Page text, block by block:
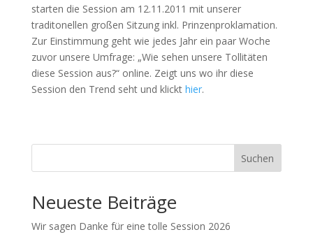
starten die Session am 12.11.2011 mit unserer
traditonellen großen Sitzung inkl. Prinzenproklamation.
Zur Einstimmung geht wie jedes Jahr ein paar Woche
zuvor unsere Umfrage: „Wie sehen unsere Tollitäten
diese Session aus?“ online. Zeigt uns wo ihr diese
Session den Trend seht und klickt hier.
Suchen
Neueste Beiträge
Wir sagen Danke für eine tolle Session 2026